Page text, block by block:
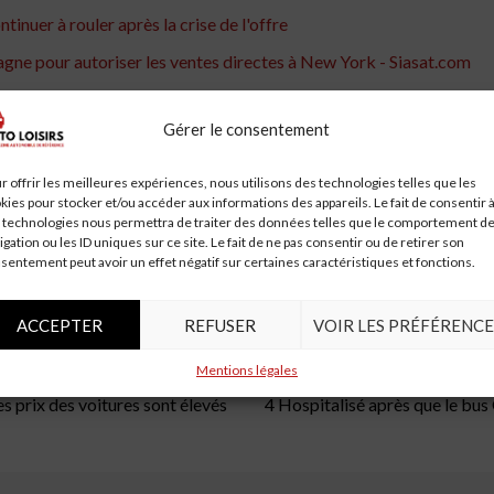
Gérer le consentement
offrir les meilleures expériences, nous utilisons des technologies telles que les
pour stocker et/ou accéder aux informations des appareils. Le fait de consentir à
technologies nous permettra de traiter des données telles que le comportement de
ou les ID uniques sur ce site. Le fait de ne pas consentir ou de retirer son
peut avoir un effet négatif sur certaines caractéristiques et fonctions.
ACCEPTER REFUSER VOIR LES
Mentions légales
à rouler après la crise de l'offre
pour autoriser les ventes directes à New York - Siasat.com
les intérêts des concessionnaires automobiles - The Economic
encaissent le coup de rabot sur les aides pour les
de Roanoke ont été cambriolés; titres, pièces de voiture
de juin et fait grimper les prix, selon les
des constructeurs automobiles
de tourisme en décembre en raison de problèmes de semi-
les LÉtat loi pour salaires sur venir Virginie
prix des voitures sont élevés
4 Hospitalisé après que le bus